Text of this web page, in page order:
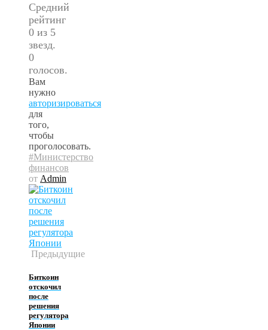
Средний
рейтинг
0 из 5
звезд.
0
голосов.
Вам
нужно
авторизироваться
для
того,
чтобы
проголосовать.
#Министерство
финансов
от Admin
Предыдущие
Биткоин
отскочил
после
решения
регулятора
Японии